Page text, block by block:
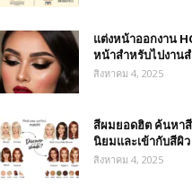
แต่งหน้าออกงาน
หน้าสำหรับไปงาน
สิงหาคม 4, 2025
สีผมยอดฮิต ค้นหา
นิยมและเข้ากับสีผิว
สิงหาคม 4, 2025